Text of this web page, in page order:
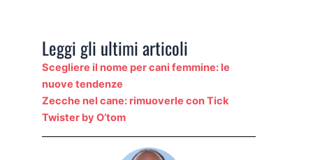
Leggi gli ultimi articoli
Scegliere il nome per cani femmine: le
nuove tendenze
Zecche nel cane: rimuoverle con Tick
Twister by O’tom